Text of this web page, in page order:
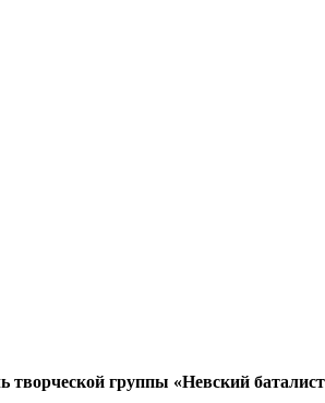
группы «Невский